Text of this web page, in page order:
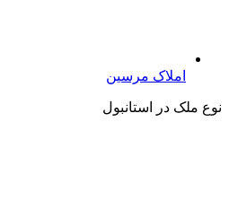
املاک مرسین
نوع ملک در استانبول